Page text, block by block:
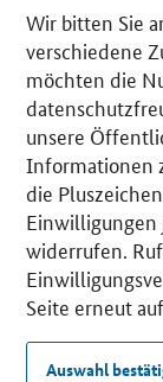
Wir bitten Sie
verschiedene
möchten die
unsere
Informationen
die
widerrufen.
Seite erneut
Auswahl